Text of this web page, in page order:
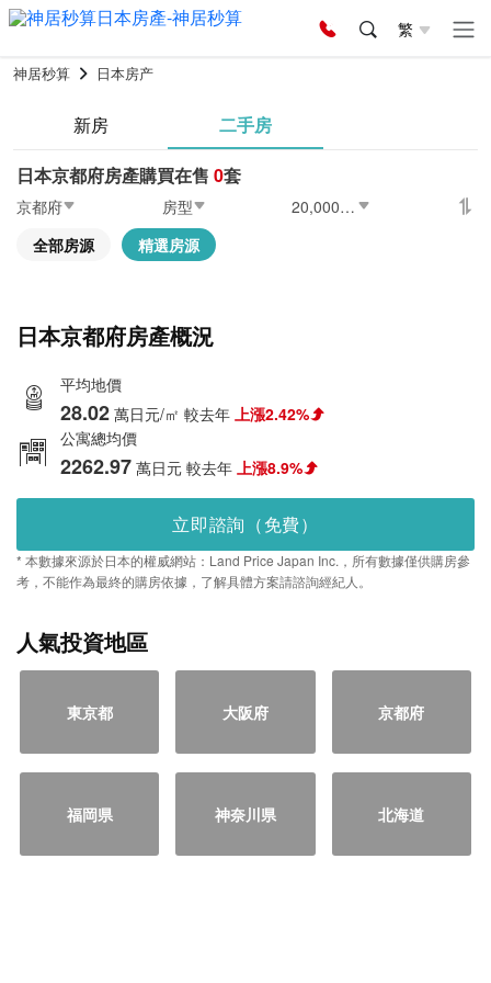
繁
神居秒算 日本房产
新房
二手房
日本京都府房產購買在售 0套
京都府 房型
20,000〜25,000萬日元
全部房源
精選房源
日本京都府房產概況
平均地價
28.02 萬日元/㎡ 較去年 上漲2.42%
公寓總均價
2262.97 萬日元 較去年 上漲8.9%
立即諮詢（免費）
* 本數據來源於日本的權威網站：Land Price Japan Inc.，所有數據僅供購房參
考，不能作為最終的購房依據，了解具體方案請諮詢經紀人。
人氣投資地區
東京都 大阪府 京都府
福岡県 神奈川県 北海道